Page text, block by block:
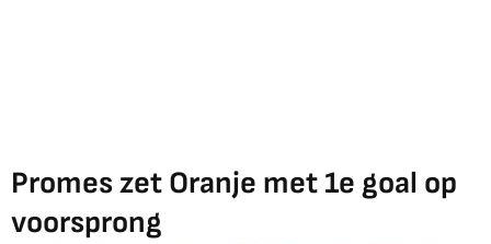
Promes zet Oranje met 1e goal op
voorsprong